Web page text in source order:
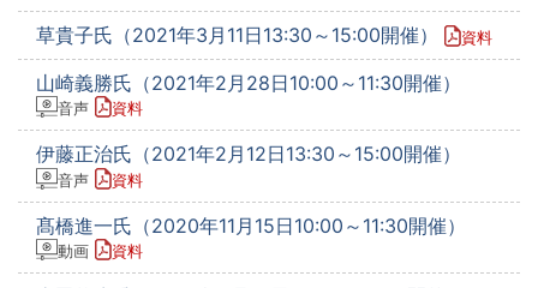
草貴子氏（2021年3月11日13:30～15:00開催） 資料
山崎義勝氏（2021年2月28日10:00～11:30開催）
音声 資料
伊藤正治氏（2021年2月12日13:30～15:00開催）
音声 資料
髙橋進一氏（2020年11月15日10:00～11:30開催）
動画 資料